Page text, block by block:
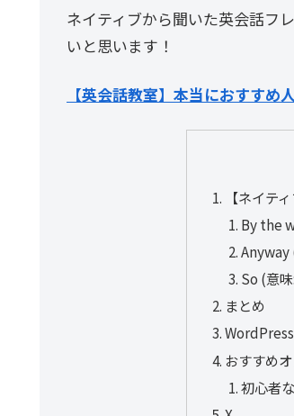
ネイティブから聞いた英会話フ
いと思います！
【英会話教室】本当におすす
【ネイテ
By the
Anyway
So (意
まとめ
おすすめ
初心者